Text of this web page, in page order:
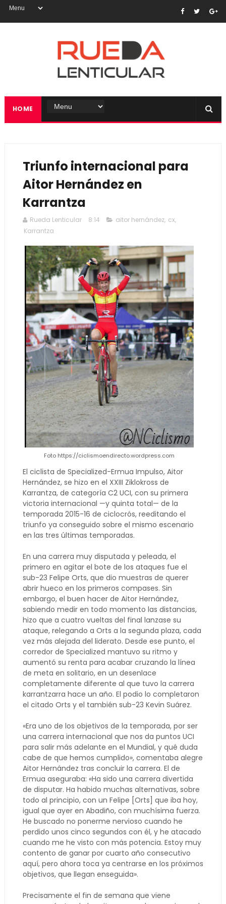
HOME
Triunfo internacional para
Aitor Hernández en
Karrantza
Rueda Lenticular 8:14 aitor hernández, cx,
Karrantza
Foto https://ciclismoendirecto.wordpress.com
El ciclista de Specialized-Ermua Impulso, Aitor
Hernández, se hizo en el XXIII Ziklokross de
Karrantza, de categoría C2 UCI, con su primera
victoria internacional —y quinta total— de la
temporada 2015-16 de ciclocrós, reeditando el
triunfo ya conseguido sobre el mismo escenario
en las tres últimas temporadas.
En una carrera muy disputada y peleada, el
primero en agitar el bote de los ataques fue el
sub-23 Felipe Orts, que dio muestras de querer
abrir hueco en los primeros compases. Sin
embargo, el buen hacer de Aitor Hernández,
sabiendo medir en todo momento las distancias,
hizo que a cuatro vueltas del final lanzase su
ataque, relegando a Orts a la segunda plaza, cada
vez más alejada del liderato. Desde ese punto, el
corredor de Specialized mantuvo su ritmo y
aumentó su renta para acabar cruzando la línea
de meta en solitario, en un desenlace
completamente diferente al que tuvo la carrera
karrantzarra hace un año. El podio lo completaron
el citado Orts y el también sub-23 Kevin Suárez.
«Era uno de los objetivos de la temporada, por ser
una carrera internacional que nos da puntos UCI
para salir más adelante en el Mundial, y qué duda
cabe de que hemos cumplido», comentaba alegre
Aitor Hernández tras concluir la carrera. El de
Ermua aseguraba: «Ha sido una carrera divertida
de disputar. Ha habido muchas alternativas, sobre
todo al principio, con un Felipe [Orts] que iba hoy,
igual que ayer en Abadiño, con muchísima fuerza.
He buscado no ponerme nervioso cuando he
perdido unos cinco segundos con él, y he atacado
cuando me he visto con más potencia. Estoy muy
contento de ganar por cuarto año consecutivo
aquí, pero ahora toca ya centrarse en los próximos
objetivos, que llegan enseguida».
Precisamente el fin de semana que viene